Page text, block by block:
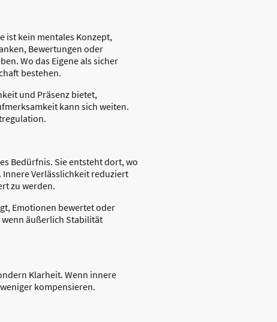
ist kein mentales Konzept,
Bewertungen oder
Wo das Eigene als sicher
bestehen.
und Präsenz bietet,
kann sich weiten.
Bedürfnis. Sie entsteht dort, wo
Verlässlichkeit reduziert
zu werden.
Emotionen bewertet oder
äußerlich Stabilität
Klarheit. Wenn innere
kompensieren.